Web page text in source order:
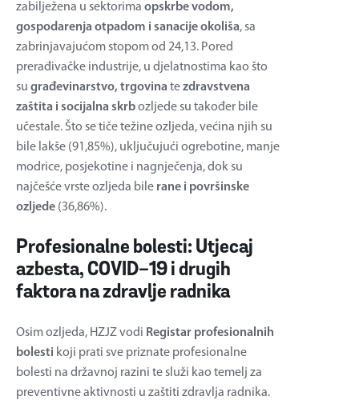
zabilježena u sektorima opskrbe vodom,
gospodarenja otpadom i sanacije okoliša, sa
zabrinjavajućom stopom od 24,13. Pored
prerađivačke industrije, u djelatnostima kao što
su građevinarstvo, trgovinatezdravstvena
zaštita i socijalna skrbozljede su također bile
učestale. Što se tiče težine ozljeda, većina njih su
bile lakše (91,85%), uključujući ogrebotine, manje
modrice, posjekotine i nagnječenja, dok su
najčešće vrste ozljeda bile rane i površinske
ozljede (36,86%).
Profesionalne bolesti: Utjecaj
azbesta, COVID-19 i drugih
faktora na zdravlje radnika
Osim ozljeda, HZJZ vodi Registar profesionalnih
bolesti koji prati sve priznate profesionalne
bolesti na državnoj razini te služi kao temelj za
preventivne aktivnosti u zaštiti zdravlja radnika.